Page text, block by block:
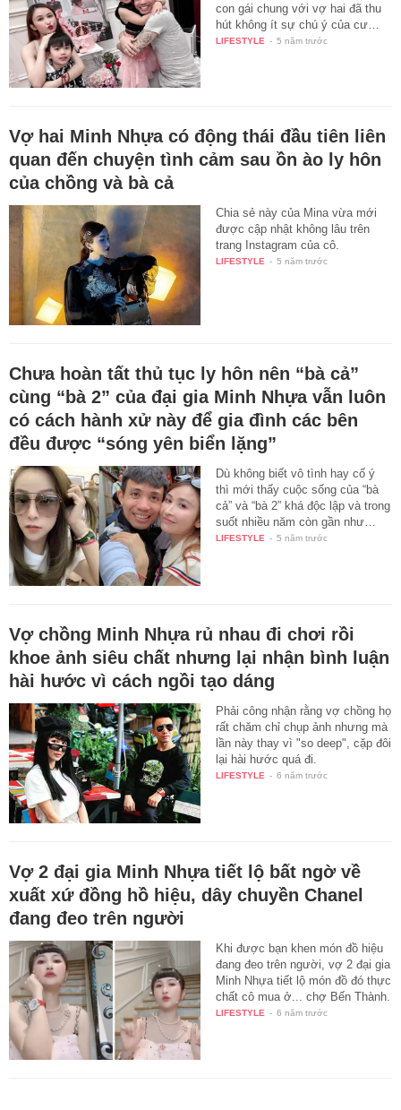
con gái chung với vợ hai đã thu
hút không ít sự chú ý của cư…
LIFESTYLE - 5 năm trước
Vợ hai Minh Nhựa có động thái đầu tiên liên
quan đến chuyện tình cảm sau ồn ào ly hôn
của chồng và bà cả
Chia sẻ này của Mina vừa mới
được cập nhật không lâu trên
trang Instagram của cô.
LIFESTYLE - 5 năm trước
Chưa hoàn tất thủ tục ly hôn nên “bà cả”
cùng “bà 2” của đại gia Minh Nhựa vẫn luôn
có cách hành xử này để gia đình các bên
đều được “sóng yên biển lặng”
Dù không biết vô tình hay cố ý
thì mới thấy cuộc sống của “bà
cả” và “bà 2” khá độc lập và trong
suốt nhiều năm còn gần như…
LIFESTYLE - 5 năm trước
Vợ chồng Minh Nhựa rủ nhau đi chơi rồi
khoe ảnh siêu chất nhưng lại nhận bình luận
hài hước vì cách ngồi tạo dáng
Phải công nhận rằng vợ chồng họ
rất chăm chỉ chụp ảnh nhưng mà
lần này thay vì "so deep", cặp đôi
lại hài hước quá đi.
LIFESTYLE - 6 năm trước
Vợ 2 đại gia Minh Nhựa tiết lộ bất ngờ về
xuất xứ đồng hồ hiệu, dây chuyền Chanel
đang đeo trên người
Khi được bạn khen món đồ hiệu
đang đeo trên người, vợ 2 đại gia
Minh Nhựa tiết lộ món đồ đó thực
chất cô mua ở... chợ Bến Thành.
LIFESTYLE - 6 năm trước